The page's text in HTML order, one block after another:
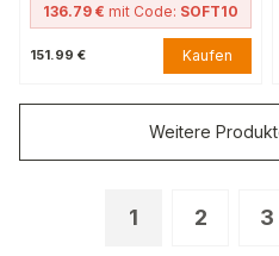
136.79 € mit Code: SOFT10
151.99 € Kaufen
1 2 3
Weitere